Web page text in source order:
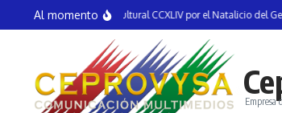
Saltar al contenido
Al momento
la Semana Cultural CCXLIV por el Natalicio del General
Empresa